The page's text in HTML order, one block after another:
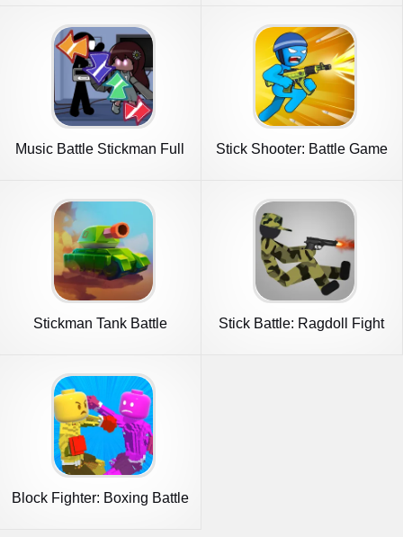
Music Battle Stickman Full
Stick Shooter: Battle Game
Stickman Tank Battle Stick Battle: Ragdoll Fight
Block Fighter: Boxing Battle